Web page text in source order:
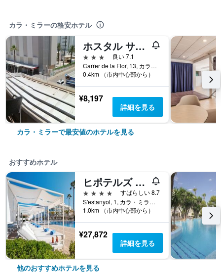
カラ・ミラーの格安ホテル
ホスタル サトゥルノ
3つ星
良い 7.1
Carrer de la Flor, 13, カラ・ミラー, マヨルカ島, スペイン
0.4km （市内中心部から）
¥8,197
詳細を見る
カラ・ミラーで最安値のホテルを見る
おすすめホテル
ヒポテルズ カーラ ミラー パーク
4つ星
すばらしい 8.7
S'estanyol, 1, カラ・ミラー, マヨルカ島, スペイン
1.0km （市内中心部から）
¥27,872
詳細を見る
他のおすすめホテルを見る